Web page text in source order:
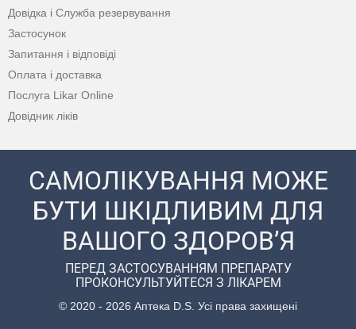
Довідка і Служба резервування
Застосунок
Запитання і відповіді
Оплата і доставка
Послуга Likar Online
Довідник ліків
САМОЛІКУВАННЯ МОЖЕ
БУТИ ШКІДЛИВИМ ДЛЯ
ВАШОГО ЗДОРОВ’Я
ПЕРЕД ЗАСТОСУВАННЯМ ПРЕПАРАТУ
ПРОКОНСУЛЬТУЙТЕСЯ З ЛІКАРЕМ
© 2020 - 2026 Аптека D.S. Усі права захищені